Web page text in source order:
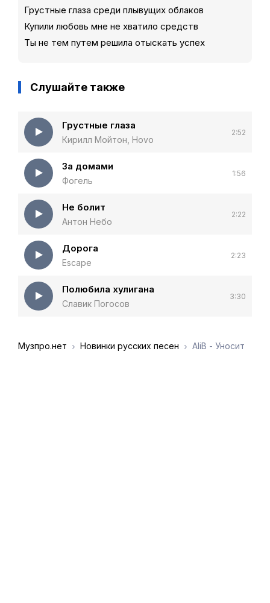
Грустные глаза среди плывущих облаков
Купили любовь мне не хватило средств
Ты не тем путем решила отыскать успех
Слушайте также
Грустные глаза
Кирилл Мойтон, Hovo
2:52
За домами
Фогель
1:56
Не болит
Антон Небо
2:22
Дорога
Escape
2:23
Полюбила хулигана
Славик Погосов
3:30
Музпро.нет Новинки русских песен AliB - Уносит